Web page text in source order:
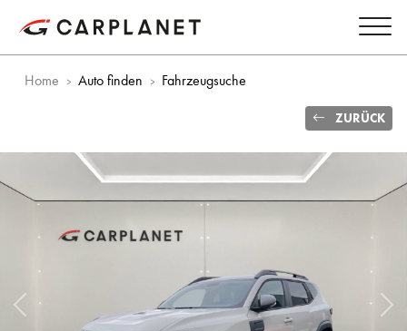
Home Auto finden Fahrzeugsuche
ZURÜCK
Vorheriges Bild